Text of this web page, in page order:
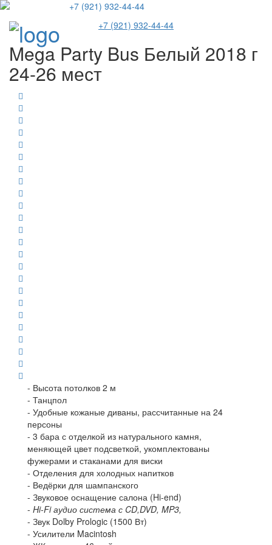
+7 (921) 932-44-44
+7 (921) 932-44-44
Mega Party Bus Белый 2018 г
24-26 мест
- Высота потолков 2 м
- Танцпол
- Удобные кожаные диваны, рассчитанные на 24
персоны
- 3 бара с отделкой из натурального камня,
меняющей цвет подсветкой, укомплектованы
фужерами и стаканами для виски
- Отделения для холодных напитков
- Ведёрки для шампанского
- Звуковое оснащение салона (Hi-end)
- Hi-Fi аудио система с CD,DVD, MP3,
- Звук Dolby Prologic (1500 Вт)
- Усилители Macintosh